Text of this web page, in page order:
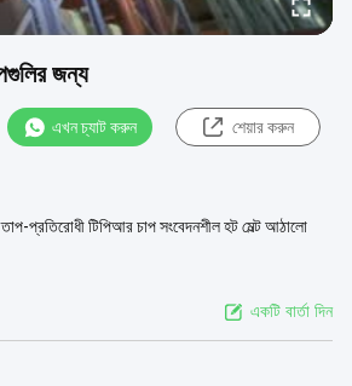
জন্য
এখন চ্যাট করুন শেয়ার করুন
প্রতিরোধী টিপিআর চাপ সংবেদনশীল হট মেল্ট আঠালো
একটি বার্তা দিন